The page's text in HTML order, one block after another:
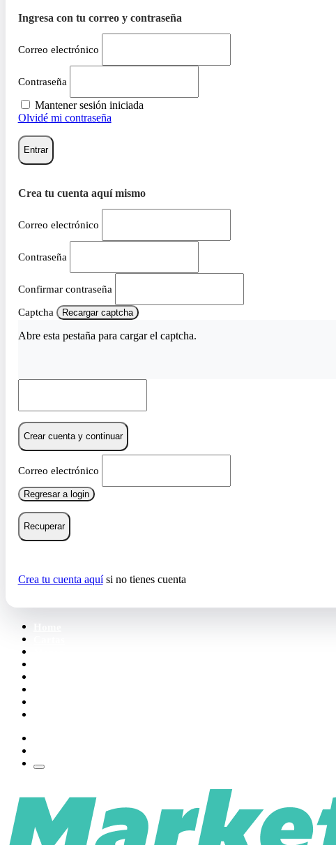
Ingresa con tu correo y contraseña
Correo electrónico
Contraseña
Mantener sesión iniciada
Olvidé mi contraseña
Entrar
Crea tu cuenta aquí mismo
Correo electrónico
Contraseña
Confirmar contraseña
Captcha Recargar captcha
Abre esta pestaña para cargar el captcha.
Crear cuenta y continuar
Correo electrónico
Regresar a login
Recuperar
Crea tu cuenta aquísi no tienes cuenta